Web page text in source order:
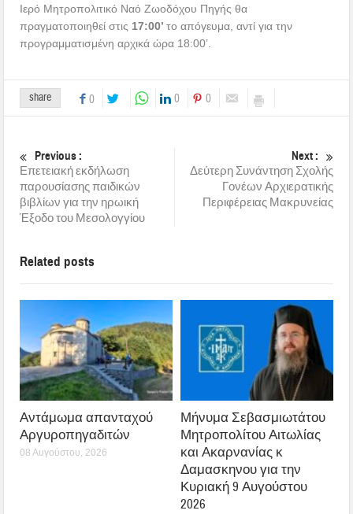
Ιερό Μητροπολιτικό Ναό Ζωοδόχου Πηγής θα
πραγματοποιηθεί στις 17:00’το απόγευμα, αντί για την
προγραμματισμένη αρχικά ώρα 18:00’.
share 0 0 0
Previous :
Επετειακή εκδήλωση
παρουσίασης παιδικών
βιβλίων για την ηρωική
Έξοδο του Μεσολογγίου
Next :
Δεύτερη Συνάντηση Σχολής
Γονέων Αρχιερατικής
Περιφέρειας Μακρυνείας
Related posts
Αντάμωμα απανταχού
Αργυροπηγαδιτών
08 Αυγούστου, 2026
Μήνυμα Σεβασμιωτάτου
Μητροπολίτου Αιτωλίας
και Ακαρνανίας κ
Δαμασκηνου για την
Κυριακή 9 Αυγούστου
2026